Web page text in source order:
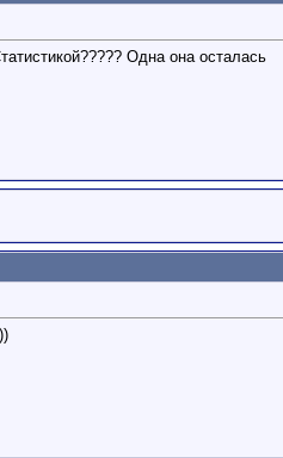
Одна она осталась